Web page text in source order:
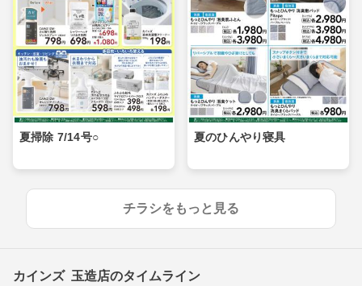
夏掃除 7/14号○ 夏のひんやり寝具
チラシをもっと見る
カインズ 玉造店のタイムライン